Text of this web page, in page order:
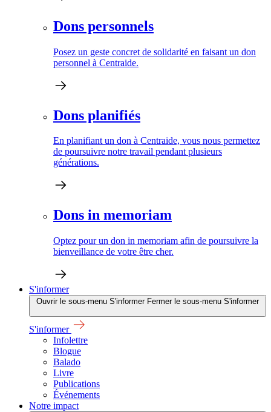
Dons personnels
Posez un geste concret de solidarité en faisant un don
personnel à Centraide.
Dons planifiés
En planifiant un don à Centraide, vous nous permettez
de poursuivre notre travail pendant plusieurs
générations.
Dons in memoriam
Optez pour un don in memoriam afin de poursuivre la
bienveillance de votre être cher.
S'informer
Ouvrir le sous-menu S'informer Fermer le sous-menu S'informer
S'informer
Infolettre
Blogue
Balado
Livre
Publications
Événements
Notre impact